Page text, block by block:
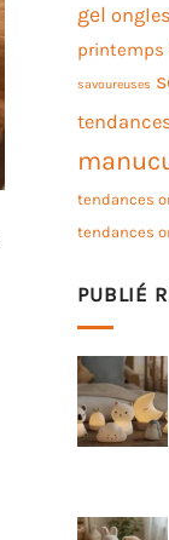
gel
printemps
savoureuses
tendances
tendances
PUBLIÉ